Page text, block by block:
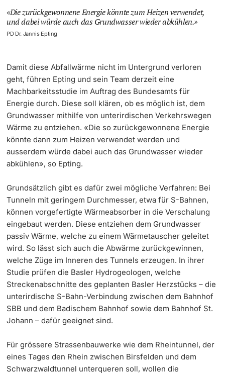
Die zurückgewonnene Energie könnte zum Heizen verwendet,
und dabei würde auch das Grundwasser wieder abkühlen.
PD Dr. Jannis Epting
Damit diese Abfallwärme nicht im Untergrund verloren
geht, führen Epting und sein Team derzeit eine
Machbarkeitsstudie im Auftrag des Bundesamts für
Energie durch. Diese soll klären, ob es möglich ist, dem
Grundwasser mithilfe von unterirdischen Verkehrswegen
Wärme zu entziehen. «Die so zurückgewonnene Energie
könnte dann zum Heizen verwendet werden und
ausserdem würde dabei auch das Grundwasser wieder
abkühlen», so Epting.
Grundsätzlich gibt es dafür zwei mögliche Verfahren: Bei
Tunneln mit geringem Durchmesser, etwa für S-Bahnen,
können vorgefertigte Wärmeabsorber in die Verschalung
eingebaut werden. Diese entziehen dem Grundwasser
passiv Wärme, welche zu einem Wärmetauscher geleitet
wird. So lässt sich auch die Abwärme zurückgewinnen,
welche Züge im Inneren des Tunnels erzeugen. In ihrer
Studie prüfen die Basler Hydrogeologen, welche
Streckenabschnitte des geplanten Basler Herzstücks – die
unterirdische S-Bahn-Verbindung zwischen dem Bahnhof
SBB und dem Badischem Bahnhof sowie dem Bahnhof St.
Johann – dafür geeignet sind.
Für grössere Strassenbauwerke wie dem Rheintunnel, der
eines Tages den Rhein zwischen Birsfelden und dem
Schwarzwaldtunnel unterqueren soll, wollen die